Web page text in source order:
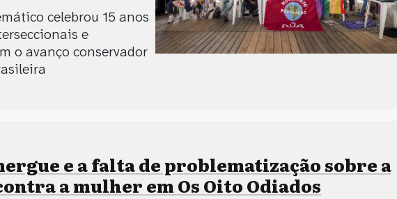
celebrou 15 anos
e
o avanço conservador
e a falta de problematização sobre a
a mulher em Os Oito Odiados